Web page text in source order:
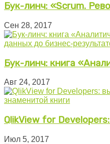
Бук-линч: «Scrum.
Сен 28, 2017
Бук-линч: книга
Авг 24, 2017
QlikView for
Июл 5, 2017